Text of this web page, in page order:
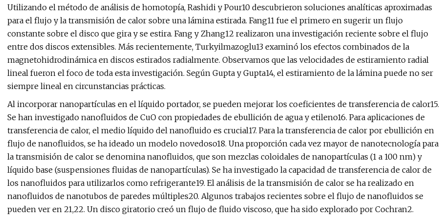
Utilizando el método de análisis de homotopía, Rashidi y Pour10 descubrieron soluciones analíticas aproximadas
para el flujo y la transmisión de calor sobre una lámina estirada. Fang11 fue el primero en sugerir un flujo
constante sobre el disco que gira y se estira. Fang y Zhang12 realizaron una investigación reciente sobre el flujo
entre dos discos extensibles. Más recientemente, Turkyilmazoglu13 examinó los efectos combinados de la
magnetohidrodinámica en discos estirados radialmente. Observamos que las velocidades de estiramiento radial
lineal fueron el foco de toda esta investigación. Según Gupta y Gupta14, el estiramiento de la lámina puede no ser
siempre lineal en circunstancias prácticas.
Al incorporar nanopartículas en el líquido portador, se pueden mejorar los coeficientes de transferencia de calor15.
Se han investigado nanofluidos de CuO con propiedades de ebullición de agua y etileno16. Para aplicaciones de
transferencia de calor, el medio líquido del nanofluido es crucial17. Para la transferencia de calor por ebullición en
flujo de nanofluidos, se ha ideado un modelo novedoso18. Una proporción cada vez mayor de nanotecnología para
la transmisión de calor se denomina nanofluidos, que son mezclas coloidales de nanopartículas (1 a 100 nm) y
líquido base (suspensiones fluidas de nanopartículas). Se ha investigado la capacidad de transferencia de calor de
los nanofluidos para utilizarlos como refrigerante19. El análisis de la transmisión de calor se ha realizado en
nanofluidos de nanotubos de paredes múltiples20. Algunos trabajos recientes sobre el flujo de nanofluidos se
pueden ver en 21,22. Un disco giratorio creó un flujo de fluido viscoso, que ha sido explorado por Cochran2.